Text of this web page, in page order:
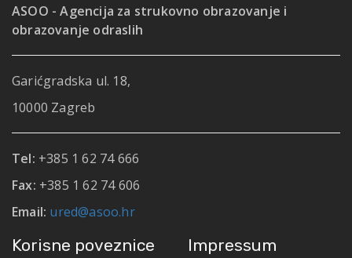
ASOO - Agencija za strukovno obrazovanje i
obrazovanje odraslih
Garićgradska ul. 18,
10000 Zagreb
Tel: +385 1 62 74 666
Fax: +385 1 62 74 606
Email: ured@asoo.hr
Korisne poveznice Impressum